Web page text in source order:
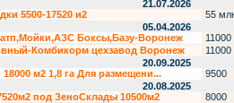
21.07.2026
5500-17520 и2
55
05.04.2026
Боксы,Базу-Воронеж
11000
Комбикорм цехзавод Воронеж
11000
20.09.2025
м2 1,8 га Для размещени...
9500
20.08.2025
под ЗеноСклады 10500м2
8000